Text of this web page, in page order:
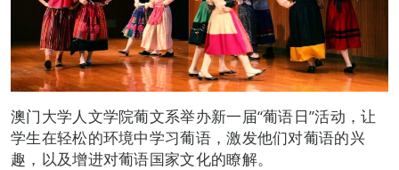
澳门大学人文学院葡文系举办新一届“葡语日”活动，让
学生在轻松的环境中学习葡语，激发他们对葡语的兴
趣，以及增进对葡语国家文化的瞭解。